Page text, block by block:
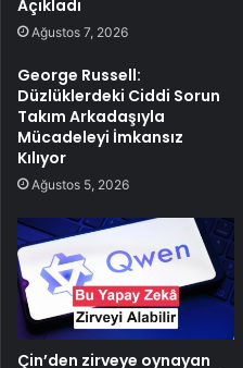
Açıkladı
Ağustos 7, 2026
George Russell:
Düzlüklerdeki Ciddi Sorun
Takım Arkadaşıyla
Mücadeleyi İmkansız
Kılıyor
Ağustos 5, 2026
Çin’den zirveye oynayan